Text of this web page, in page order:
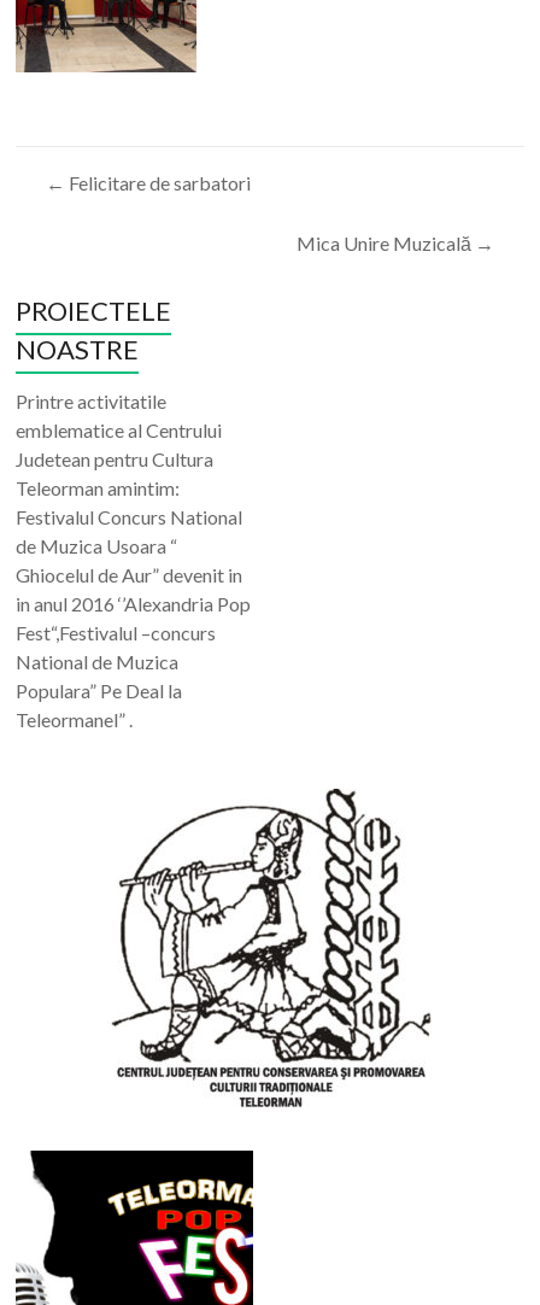
← Felicitare de sarbatori
Mica Unire Muzicală →
PROIECTELE
NOASTRE
Printre activitatile
emblematice al Centrului
Judetean pentru Cultura
Teleorman amintim:
Festivalul Concurs National
de Muzica Usoara “
Ghiocelul de Aur” devenit in
in anul 2016 ‘’Alexandria Pop
Fest“,Festivalul –concurs
National de Muzica
Populara” Pe Deal la
Teleormanel” .